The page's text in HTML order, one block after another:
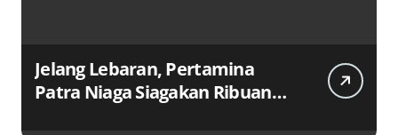
Jelang Lebaran, Pertamina
Patra Niaga Siagakan Ribuan